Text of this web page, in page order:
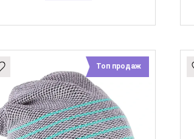
Топ продаж